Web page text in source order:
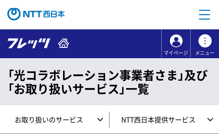
コンテンツのリンクナビゲーションへ移動
マイページ メニュー
「光コラボレーション事業者さま」及び
「お取り扱いサービス」一覧
お取り扱いのサービス NTT西日本提供サービス